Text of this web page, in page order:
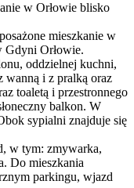
w Orłowie blisko
mieszkanie w
Orłowie.
oddzielnej kuchni,
wanną i z pralką oraz
toaletą i przestronnego
balkon. W
sypialni znajduje się
w tym: zmywarka,
Do mieszkania
parkingu, wjazd